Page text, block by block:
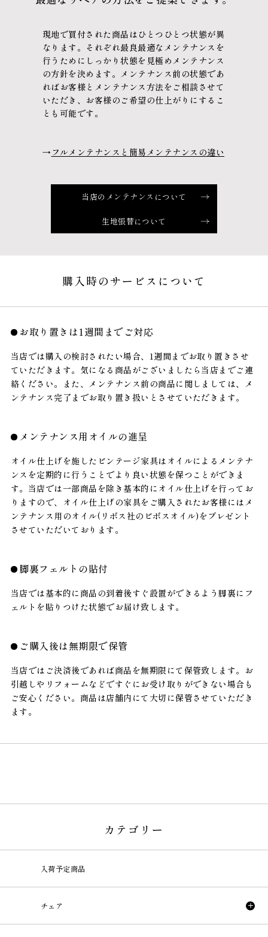
現地で買付された商品はひとつひとつ状態が異
なります。 それぞれ最良最適なメンテナンスを
行うために しっかり状態を見極めメンテナンス
の方針を決めます。 メンテナンス前の状態であ
ればお客様とメンテナンス方法をご相談させて
いただき、 お客様のご希望の仕上がりにするこ
とも可能です。
→ フルメンテナンスと簡易メンテナンスの違い
当店のメンテナンスについて
生地張替について
購入時のサービスについて
お取り置きは1週間までご対応
当店では購入の検討されたい場合、1週間までお取り置きさせ
ていただきます。気になる商品がございましたら当店までご連
絡ください。また、メンテナンス前の商品に関しましては、メ
ンテナンス完了までお取り置き扱いとさせていただきます。
メンテナンス用オイルの進呈
オイル仕上げを施したビンテージ家具はオイルによるメンテナ
ンスを定期的に行うことでより良い状態を保つことができま
す。当店では一部商品を除き基本的にオイル仕上げを行ってお
りますので、オイル仕上げの家具をご購入されたお客様にはメ
ンテナンス用のオイル(リボス社のビボスオイル)をプレゼント
させていただいております。
脚裏フェルトの貼付
当店では基本的に商品の到着後すぐ設置ができるよう脚裏にフ
ェルトを貼りつけた状態でお届け致します。
ご購入後は無期限で保管
当店ではご決済後であれば商品を無期限にて保管致します。お
引越しやリフォームなどですぐにお受け取りができない場合も
ご安心ください。商品は店舗内にて大切に保管させていただき
ます。
カテゴリー
入荷予定商品
チェア